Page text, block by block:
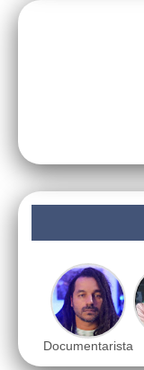
Documentarista